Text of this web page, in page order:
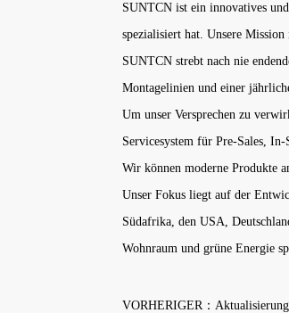
SUNTCN ist ein innovatives
spezialisiert hat. Unsere
SUNTCN strebt nach nie
Montagelinien und einer
Um unser Versprechen zu
Servicesystem für Pre-Sales,
Wir können moderne Produkte
Unser Fokus liegt auf der
Südafrika, den USA,
Wohnraum und grüne Energie
VORHERIGER：Aktualisierung